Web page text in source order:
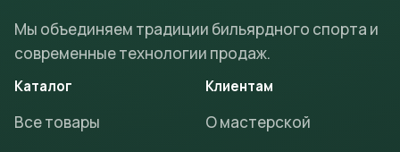
Мы объединяем традиции бильярдного спорта и
современные технологии продаж.
Каталог
Все товары
Клиентам
О мастерской